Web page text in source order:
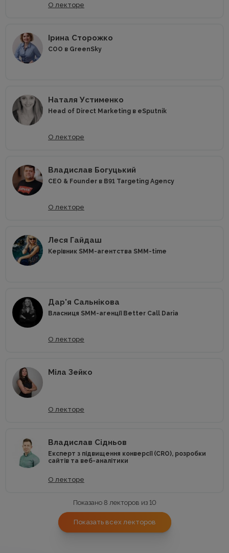
О лекторе
Ірина Сторожко
COO в GreenSky
Наталя Устименко
Head of Direct Marketing в eSputnik
О лекторе
Владислав Богуцький
CEO & Founder в B91 Targeting Agency
О лекторе
Леся Гайдаш
Керівник SMM-агентства SMM-time
Дар'я Сальнікова
Власниця SMM-агенції Better Call Daria
О лекторе
Mіла Зейко
О лекторе
Владислав Сідньов
Експерт з підвищення конверсії (CRO), розробки
сайтів та веб-аналітики
О лекторе
Показано 8 лекторов из 10
Показать всех лекторов